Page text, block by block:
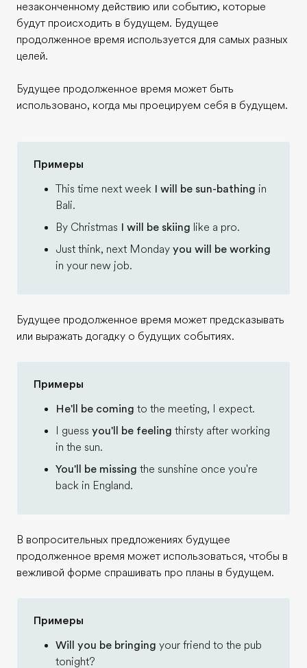
незаконченному действию или событию, которые
будут происходить в будущем. Будущее
продолженное время используется для самых разных
целей.
Будущее продолженное время может быть
использовано, когда мы проецируем себя в будущем.
Примеры
This time next week I will be sun-bathing in
Bali.
By Christmas I will be skiing like a pro.
Just think, next Monday you will be working
in your new job.
Будущее продолженное время может предсказывать
или выражать догадку о будущих событиях.
Примеры
He'll be coming to the meeting, I expect.
I guess you'll be feeling thirsty after working
in the sun.
You'll be missing the sunshine once you're
back in England.
В вопросительных предложениях будущее
продолженное время может использоваться, чтобы в
вежливой форме спрашивать про планы в будущем.
Примеры
Will you be bringing your friend to the pub
tonight?